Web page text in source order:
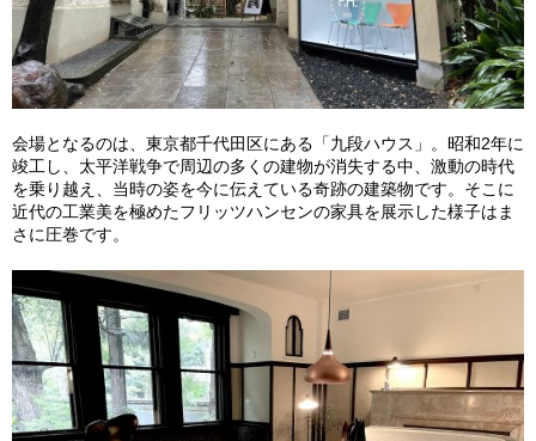
会場となるのは、東京都千代田区にある「九段ハウス」。昭和2年に
竣工し、太平洋戦争で周辺の多くの建物が消失する中、激動の時代
を乗り越え、当時の姿を今に伝えている奇跡の建築物です。そこに
近代の工業美を極めたフリッツハンセンの家具を展示した様子はま
さに圧巻です。